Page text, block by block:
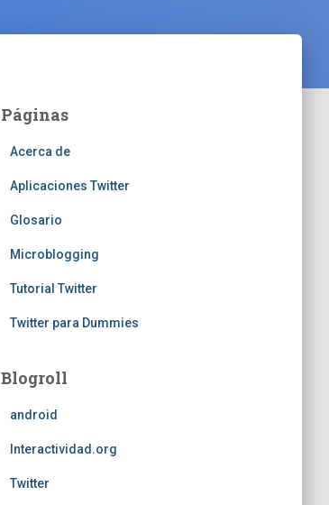
Páginas
Acerca de
Aplicaciones Twitter
Glosario
Microblogging
Tutorial Twitter
Twitter para Dummies
Blogroll
android
Interactividad.org
Twitter